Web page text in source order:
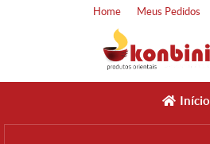
Home Meus Pedidos
Início